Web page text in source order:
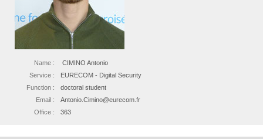
Name :
CIMINO Antonio
Service :
EURECOM - Digital Security
Function :
doctoral student
Email :
Antonio.Cimino@eurecom.fr
Office :
363